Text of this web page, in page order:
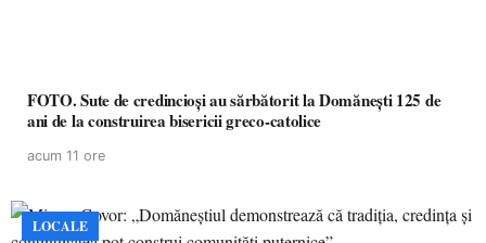
FOTO. Sute de credincioși au sărbătorit la Domănești 125 de
ani de la construirea bisericii greco-catolice
acum 11 ore
LOCALE